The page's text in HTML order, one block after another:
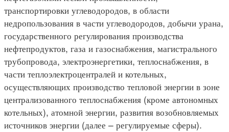
транспортировки углеводородов, в области
недропользования в части углеводородов, добычи урана,
государственного регулирования производства
нефтепродуктов, газа и газоснабжения, магистрального
трубопровода, электроэнергетики, теплоснабжения, в
части теплоэлектроцентралей и котельных,
осуществляющих производство тепловой энергии в зоне
централизованного теплоснабжения (кроме автономных
котельных), атомной энергии, развития возобновляемых
источников энергии (далее – регулируемые сферы).